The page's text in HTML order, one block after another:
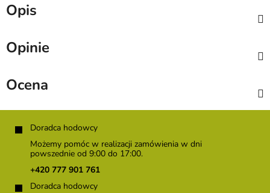
Opis
Opinie
Ocena
Doradca hodowcy
Możemy pomóc w realizacji zamówienia w dni
powszednie od 9:00 do 17:00.
+420 777 901 761
Doradca hodowcy